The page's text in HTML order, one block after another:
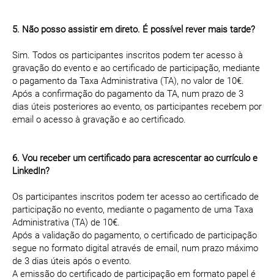
5. Não posso assistir em direto. É possível rever mais tarde?
Sim. Todos os participantes inscritos podem ter acesso à
gravação do evento e ao certificado de participação, mediante
o pagamento da Taxa Administrativa (TA), no valor de 10€.
Após a confirmação do pagamento da TA, num prazo de 3
dias úteis posteriores ao evento, os participantes recebem por
email o acesso à gravação e ao certificado.
6. Vou receber um certificado para acrescentar ao currículo e
LinkedIn?
Os participantes inscritos podem ter acesso ao certificado de
participação no evento, mediante o pagamento de uma Taxa
Administrativa (TA) de 10€.
Após a validação do pagamento, o certificado de participação
segue no formato digital através de email, num prazo máximo
de 3 dias úteis após o evento.
A emissão do certificado de participação em formato papel é